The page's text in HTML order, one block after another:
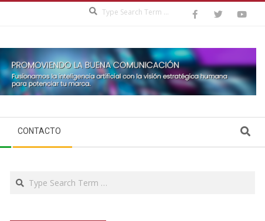
CONTACTO Search
Search